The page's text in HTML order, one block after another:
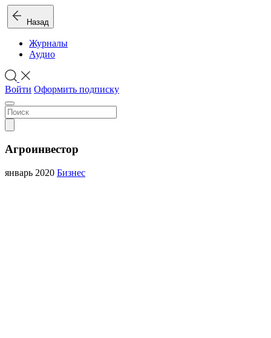
Назад
Журналы
Аудио
Войти Оформить подписку
Агроинвестор
январь 2020 Бизнес